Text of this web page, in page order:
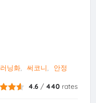
러닝화 써코니
안정
4.6 / 440 rates